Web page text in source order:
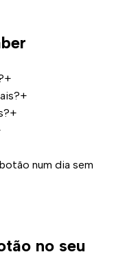
+
+
+
num dia sem
no seu